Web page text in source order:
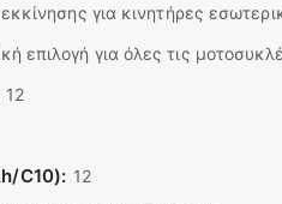
για κινητήρες
επιλογή για όλες τις
12
C10): 12